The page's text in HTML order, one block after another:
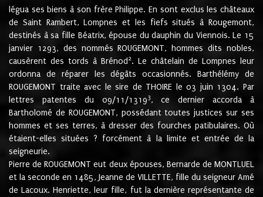
légua ses biens à son frère Philippe. En sont exclus les châteaux
de Saint Rambert, Lompnes et les fiefs situés à Rougemont,
destinés à sa fille Béatrix, épouse du dauphin du Viennois. Le 15
janvier 1293, des nommés ROUGEMONT, hommes dits nobles,
causèrent des tords à Brénod 2. Le châtelain de Lompnes leur
ordonna de réparer les dégâts occasionnés. Barthélémy de
ROUGEMONT traite avec le sire de THOIRE le 03 juin 1304. Par
lettres patentes du 09/11/13193, ce dernier accorda à
Bartholomé de ROUGEMONT, possédant toutes justices sur ses
hommes et ses terres, à dresser des fourches patibulaires. Où
étaient-elles situées ? forcément à la limite et entrée de la
seigneurie.
Pierre de ROUGEMONT eut deux épouses, Bernarde de MONTLUEL
et la seconde en 1485, Jeanne de VILLETTE, fille du seigneur Amé
de Lacoux. Henriette, leur fille, fut la dernière représentante de